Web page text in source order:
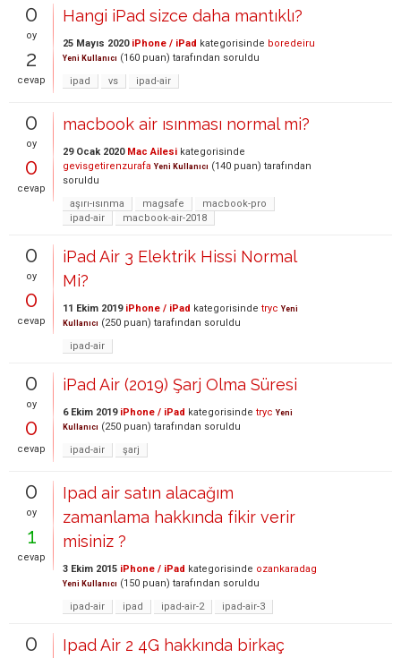
0
oy
2
cevap
Hangi iPad sizce daha mantıklı?
25 Mayıs 2020 iPhone / iPad kategorisinde boredeiru
Yeni Kullanıcı (160 puan) tarafından soruldu
ipad
vs ipad-air
0
oy
0
cevap
macbook air ısınması normal mi?
29 Ocak 2020 Mac Ailesi kategorisinde
gevisgetirenzurafa Yeni Kullanıcı (140 puan) tarafından
soruldu
aşırı-ısınma
magsafe
macbook-pro
ipad-air
macbook-air-2018
0
oy
0
cevap
iPad Air 3 Elektrik Hissi Normal
Mi?
11 Ekim 2019 iPhone / iPad kategorisinde tryc Yeni
Kullanıcı (250 puan) tarafından soruldu
ipad-air
0
oy
0
cevap
iPad Air (2019) Şarj Olma Süresi
6 Ekim 2019 iPhone / iPad kategorisinde tryc Yeni
Kullanıcı (250 puan) tarafından soruldu
ipad-air
şarj
0
oy
1
cevap
Ipad air satın alacağım
zamanlama hakkında fikir verir
misiniz ?
3 Ekim 2015 iPhone / iPad kategorisinde ozankaradag
Yeni Kullanıcı (150 puan) tarafından soruldu
ipad-air
ipad ipad-air-2 ipad-air-3
0
Ipad Air 2 4G hakkında birkaç